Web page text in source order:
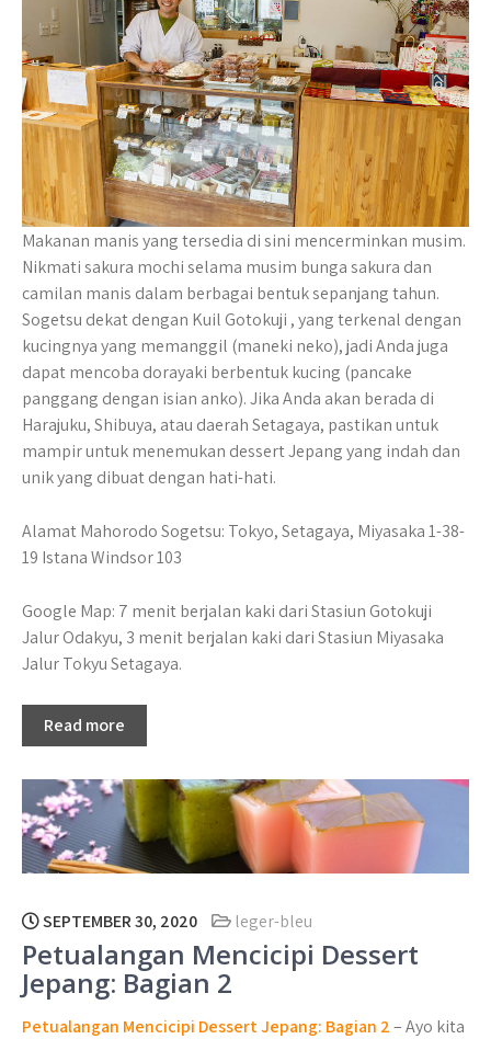
Makanan manis yang tersedia di sini mencerminkan musim.
Nikmati sakura mochi selama musim bunga sakura dan
camilan manis dalam berbagai bentuk sepanjang tahun.
Sogetsu dekat dengan Kuil Gotokuji , yang terkenal dengan
kucingnya yang memanggil (maneki neko), jadi Anda juga
dapat mencoba dorayaki berbentuk kucing (pancake
panggang dengan isian anko). Jika Anda akan berada di
Harajuku, Shibuya, atau daerah Setagaya, pastikan untuk
mampir untuk menemukan dessert Jepang yang indah dan
unik yang dibuat dengan hati-hati.
Alamat Mahorodo Sogetsu: Tokyo, Setagaya, Miyasaka 1-38-
19 Istana Windsor 103
Google Map: 7 menit berjalan kaki dari Stasiun Gotokuji
Jalur Odakyu, 3 menit berjalan kaki dari Stasiun Miyasaka
Jalur Tokyu Setagaya.
Read more
SEPTEMBER 30, 2020 leger-bleu
Petualangan Mencicipi Dessert
Jepang: Bagian 2
Petualangan Mencicipi Dessert Jepang: Bagian 2– Ayo kita